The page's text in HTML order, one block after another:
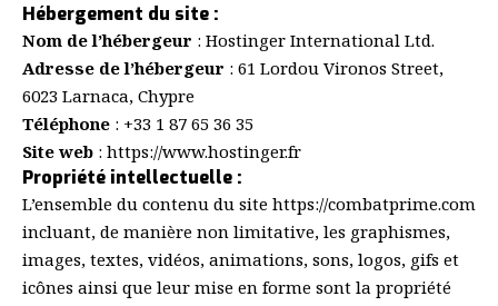
Hébergement du site :
Nom de l’hébergeur : Hostinger International Ltd.
Adresse de l’hébergeur : 61 Lordou Vironos Street,
6023 Larnaca, Chypre
Téléphone : +33 1 87 65 36 35
Site web : https://www.hostinger.fr
Propriété intellectuelle :
L’ensemble du contenu du site https://combatprime.com
incluant, de manière non limitative, les graphismes,
images, textes, vidéos, animations, sons, logos, gifs et
icônes ainsi que leur mise en forme sont la propriété